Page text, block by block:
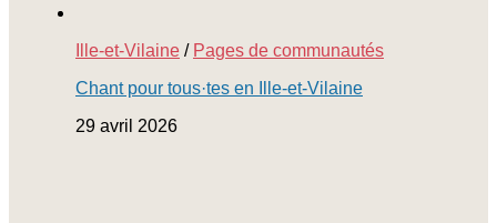
Ille-et-Vilaine / Pages de communautés
Chant pour tous·tes en Ille-et-Vilaine
29 avril 2026